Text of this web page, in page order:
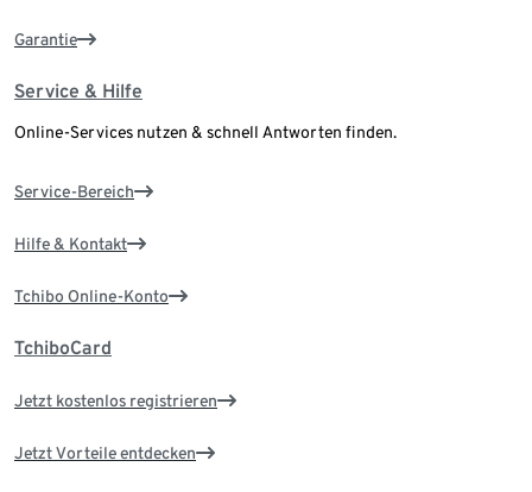
Garantie
Service & Hilfe
Online-Services nutzen & schnell Antworten finden.
Service-Bereich
Hilfe & Kontakt
Tchibo Online-Konto
TchiboCard
Jetzt kostenlos registrieren
Jetzt Vorteile entdecken